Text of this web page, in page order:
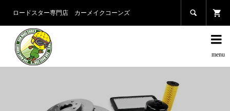
ロードスター専門店 カーメイクコーンズ 
